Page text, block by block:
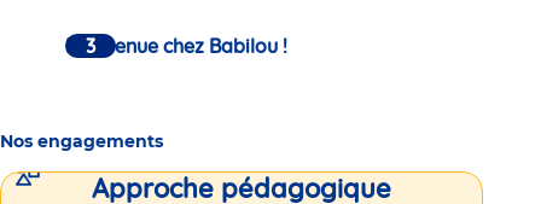
Bienvenue chez Babilou !
Nos engagements
Approche pédagogique